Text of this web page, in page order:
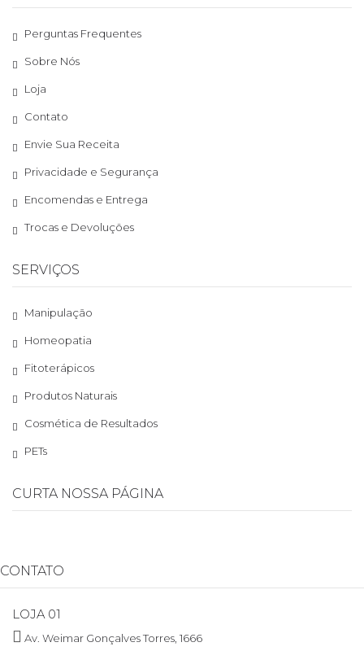
Perguntas Frequentes
Sobre Nós
Loja
Contato
Envie Sua Receita
Privacidade e Segurança
Encomendas e Entrega
Trocas e Devoluções
SERVIÇOS
Manipulação
Homeopatia
Fitoterápicos
Produtos Naturais
Cosmética de Resultados
PETs
CURTA NOSSA PÁGINA
CONTATO
LOJA 01
Av. Weimar Gonçalves Torres, 1666